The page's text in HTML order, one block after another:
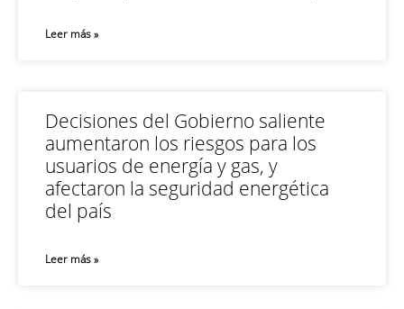
Leer más »
Decisiones del Gobierno saliente
aumentaron los riesgos para los
usuarios de energía y gas, y
afectaron la seguridad energética
del país
Leer más »